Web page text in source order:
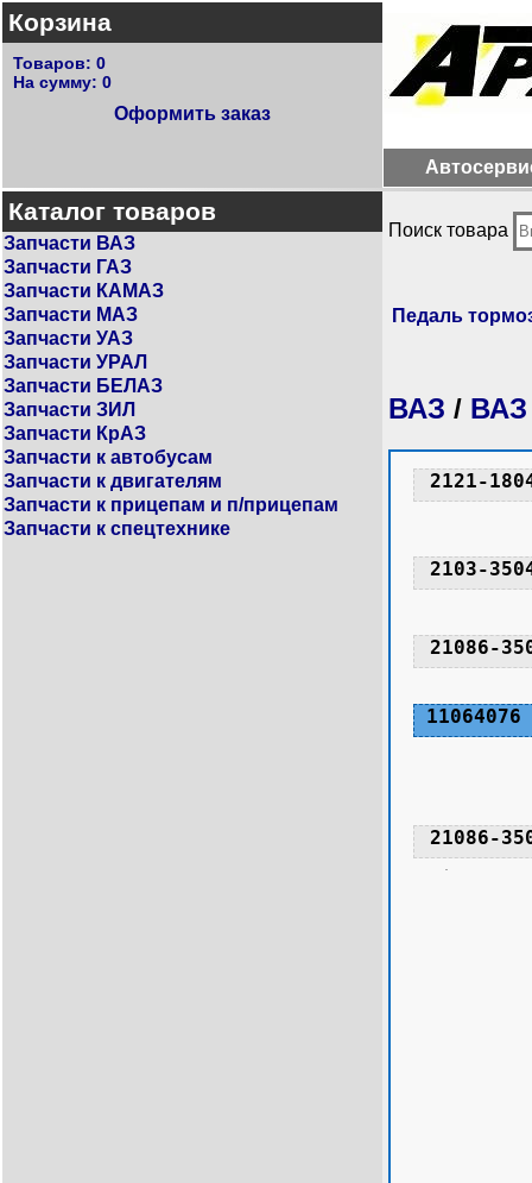
Корзина
Товаров: 0
На сумму: 0
Оформить заказ
Каталог товаров
Запчасти ВАЗ
Запчасти ГАЗ
Запчасти КАМАЗ
Запчасти МАЗ
Запчасти УАЗ
Запчасти УРАЛ
Запчасти БЕЛАЗ
Запчасти ЗИЛ
Запчасти КрАЗ
Запчасти к автобусам
Запчасти к двигателям
Запчасти к прицепам и п/прицепам
Запчасти к спецтехнике
Поиск товара
Педаль
ВАЗ / ВАЗ
11064076
2103-
21086-
21086-
2121-